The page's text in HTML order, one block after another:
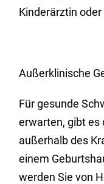
Kinderärztin
Außerklinische
Für gesunde
erwarten, gibt es
außerhalb des
einem
werden Sie von